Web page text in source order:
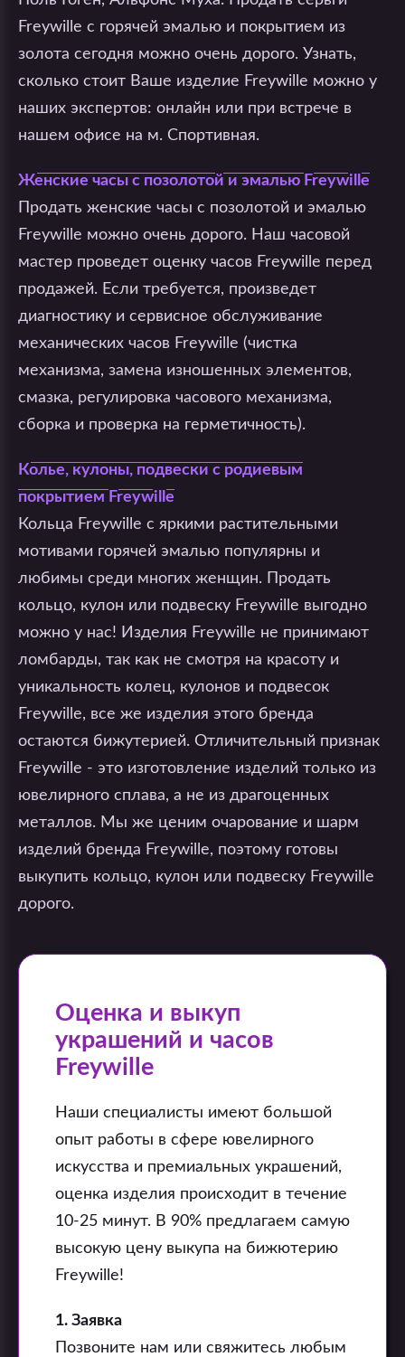
Freywille с горячей эмалью и покрытием из
золота сегодня можно очень дорого. Узнать,
сколько стоит Ваше изделие Freywille можно у
наших экспертов: онлайн или при встрече в
нашем офисе на м. Спортивная.
Женские часы с позолотой и эмалью Freywille
Продать женские часы с позолотой и эмалью
Freywille можно очень дорого. Наш часовой
мастер проведет оценку часов Freywille перед
продажей. Если требуется, произведет
диагностику и сервисное обслуживание
механических часов Freywille (чистка
механизма, замена изношенных элементов,
смазка, регулировка часового механизма,
сборка и проверка на герметичность).
Колье, кулоны, подвески с родиевым
покрытием Freywille
Кольца Freywille с яркими растительными
мотивами горячей эмалью популярны и
любимы среди многих женщин. Продать
кольцо, кулон или подвеску Freywille выгодно
можно у нас! Изделия Freywille не принимают
ломбарды, так как не смотря на красоту и
уникальность колец, кулонов и подвесок
Freywille, все же изделия этого бренда
остаются бижутерией. Отличительный признак
Freywille - это изготовление изделий только из
ювелирного сплава, а не из драгоценных
металлов. Мы же ценим очарование и шарм
изделий бренда Freywille, поэтому готовы
выкупить кольцо, кулон или подвеску Freywille
дорого.
Оценка и выкуп
украшений и часов
Freywille
Наши специалисты имеют большой
опыт работы в сфере ювелирного
искусства и премиальных украшений,
оценка изделия происходит в течение
10-25 минут. В 90% предлагаем самую
высокую цену выкупа на бижютерию
Freywille!
1. Заявка
Позвоните нам или свяжитесь любым